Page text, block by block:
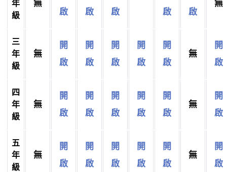
年
級
無
啟
啟
啟
啟
啟
無
三
年
級
無
開
啟
開
啟
開
啟
開
啟
開
啟
無
開
啟
四
年
級
無
開
啟
開
啟
開
啟
開
啟
開
啟
無
開
啟
五
年
級
無
開
啟
開
啟
開
啟
開
啟
開
啟
無
開
啟